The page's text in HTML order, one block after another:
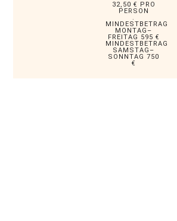
32,50 € PRO
PERSON
.
MINDESTBETRAG
MONTAG–
FREITAG 595 €
MINDESTBETRAG
SAMSTAG–
SONNTAG 750
€